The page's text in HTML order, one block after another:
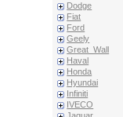
Dodge
Fiat
Ford
Geely
Great_Wall
Haval
Honda
Hyundai
Infiniti
IVECO